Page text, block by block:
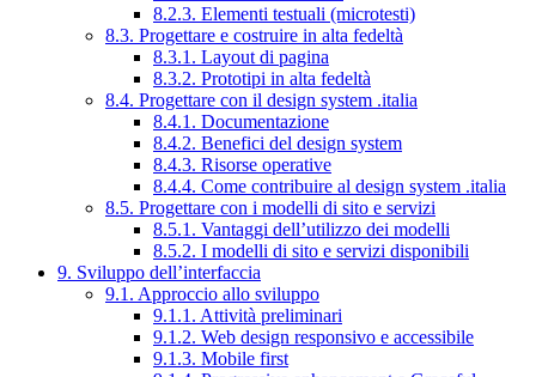
8.2.3. Elementi testuali (microtesti)
8.3. Progettare e costruire in alta fedeltà
8.3.1. Layout di pagina
8.3.2. Prototipi in alta fedeltà
8.4. Progettare con il design system .italia
8.4.1. Documentazione
8.4.2. Benefici del design system
8.4.3. Risorse operative
8.4.4. Come contribuire al design system .italia
8.5. Progettare con i modelli di sito e servizi
8.5.1. Vantaggi dell’utilizzo dei modelli
8.5.2. I modelli di sito e servizi disponibili
9. Sviluppo dell’interfaccia
9.1. Approccio allo sviluppo
9.1.1. Attività preliminari
9.1.2. Web design responsivo e accessibile
9.1.3. Mobile first